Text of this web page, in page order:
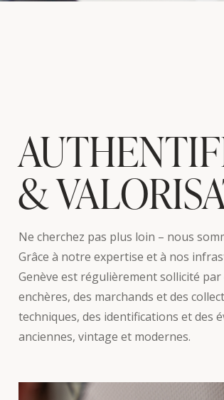
&
Ne cherchez pas plus loin – nous
Grâce à notre expertise et à nos
Genève est régulièrement sollicité
enchères, des marchands et des
techniques, des identifications et des
anciennes, vintage et modernes.